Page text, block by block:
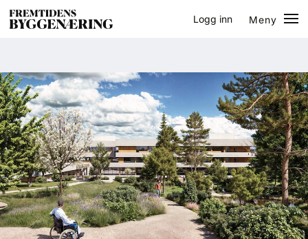
Logg inn
Meny
Eventer
Prosjekter
Bygg-guiden
Logg inn